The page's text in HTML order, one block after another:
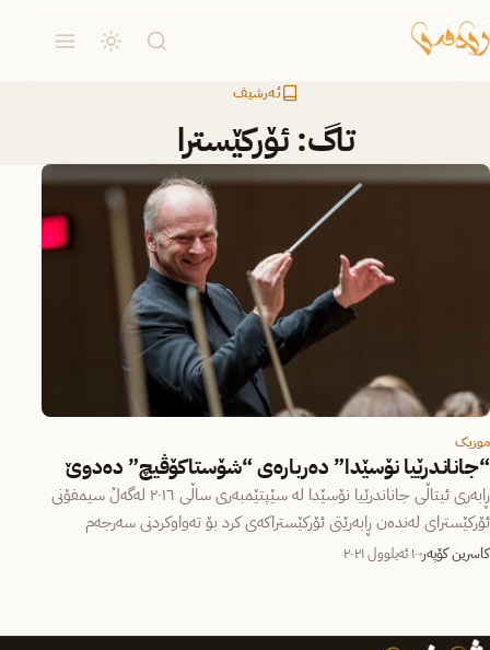
ئەرشیف
تاگ:ئۆرکێسترا
موزیک
“جاناندرێیا نۆسێدا” دەربارەی “شۆستاکۆڤیچ” دەدوێ
ڕابەری ئیتاڵی جاناندرێیا نۆسێدا لە سێپتێمبەری ساڵی ٢٠١٦ لەگەڵ سیمفۆنی
ئۆرکێسترای لەندەن ڕابەرێتی ئۆرکێستراکەی کرد بۆ تەواوکردنی سەرجەم
سیمفۆنییەکانی دمیتری…
کاسرین کۆپەر ١٠ ئەیلوول ٢٠٢١